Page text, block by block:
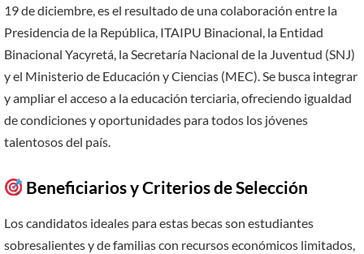
19 de diciembre, es el resultado de una colaboración entre la
Presidencia de la República, ITAIPU Binacional, la Entidad
Binacional Yacyretá, la Secretaría Nacional de la Juventud (SNJ)
y el Ministerio de Educación y Ciencias (MEC). Se busca integrar
y ampliar el acceso a la educación terciaria, ofreciendo igualdad
de condiciones y oportunidades para todos los jóvenes
talentosos del país.
Beneficiarios y Criterios de Selección
Los candidatos ideales para estas becas son estudiantes
sobresalientes y de familias con recursos económicos limitados,